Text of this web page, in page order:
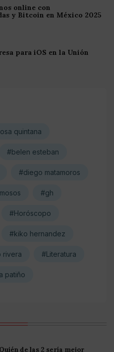
online con
y Bitcoin en México 2025
para iOS en la Unión
quintana
#belen esteban
#diego matamoros
#gh
#Horóscopo
#kiko hernandez
rivera #Literatura
patiño
de las 2 sería mejor